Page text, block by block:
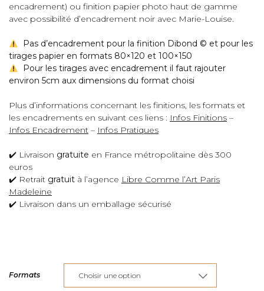
encadrement) ou finition papier photo haut de gamme
avec possibilité d’encadrement noir avec Marie-Louise.
Pas d’encadrement pour la finition Dibond © et pour les
tirages papier en formats 80×120 et 100×150
Pour les tirages avec encadrement il faut rajouter
environ 5cm aux dimensions du format choisi
Plus d’informations concernant les finitions, les formats et
les encadrements en suivant ces liens : Infos Finitions –
Infos Encadrement – Infos Pratiques
✔️ Livraison gratuite en France métropolitaine dès 300
euros
✔️ Retrait gratuit à l’agence Libre Comme l’Art Paris
Madeleine
✔️ Livraison dans un emballage sécurisé
Formats